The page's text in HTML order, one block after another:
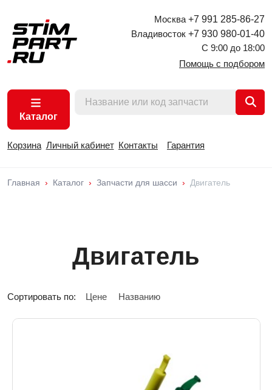
Москва +7 991 285-86-27
Владивосток +7 930 980-01-40
С 9:00 до 18:00
Помощь с подбором
Каталог
Корзина Личный кабинет Контакты Гарантия
Главная Каталог Запчасти для шасси Двигатель
Двигатель
Сортировать по: Цене Названию